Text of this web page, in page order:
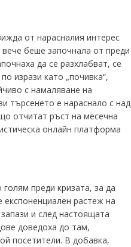
от нарасналия интерес
беше започнала от преди
да се разхлабват, се
изрази като „почивка“,
с намаляване на
търсенето е нараснало с над
отчитат ръст на месечна
онлайн платформа
преди кризата, за да
растеж на
и след настоящата
доведоха до там,
посетители. В добавка,